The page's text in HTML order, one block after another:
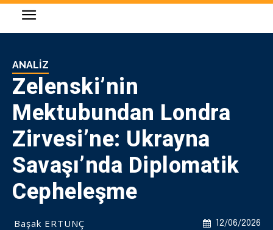
ANALIZ
Zelenski’nin
Mektubundan Londra
Zirvesi’ne: Ukrayna
Savaşı’nda Diplomatik
Cepheleşme
12/06/2026
Başak ERTUNÇ